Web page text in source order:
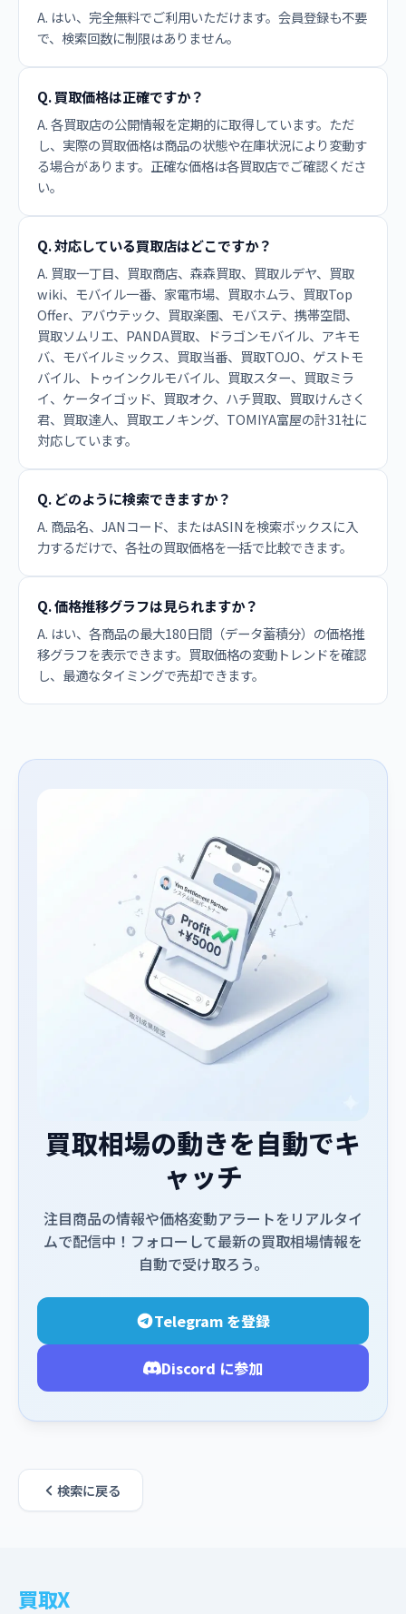
A. はい、完全無料でご利用いただけます。会員登録も不要
で、検索回数に制限はありません。
Q. 買取価格は正確ですか？
A. 各買取店の公開情報を定期的に取得しています。ただ
し、実際の買取価格は商品の状態や在庫状況により変動す
る場合があります。正確な価格は各買取店でご確認くださ
い。
Q. 対応している買取店はどこですか？
A. 買取一丁目、買取商店、森森買取、買取ルデヤ、買取
wiki、モバイル一番、家電市場、買取ホムラ、買取Top
Offer、アバウテック、買取楽園、モバステ、携帯空間、
買取ソムリエ、PANDA買取、ドラゴンモバイル、アキモ
バ、モバイルミックス、買取当番、買取TOJO、ゲストモ
バイル、トゥインクルモバイル、買取スター、買取ミラ
イ、ケータイゴッド、買取オク、ハチ買取、買取けんさく
君、買取達人、買取エノキング、TOMIYA富屋の計31社に
対応しています。
Q. どのように検索できますか？
A. 商品名、JANコード、またはASINを検索ボックスに入
力するだけで、各社の買取価格を一括で比較できます。
Q. 価格推移グラフは見られますか？
A. はい、各商品の最大180日間（データ蓄積分）の価格推
移グラフを表示できます。買取価格の変動トレンドを確認
し、最適なタイミングで売却できます。
買取相場の動きを自動でキ
ャッチ
注目商品の情報や価格変動アラートをリアルタイ
ムで配信中！フォローして最新の買取相場情報を
自動で受け取ろう。
Telegram を登録
Discord に参加
検索に戻る
買取X